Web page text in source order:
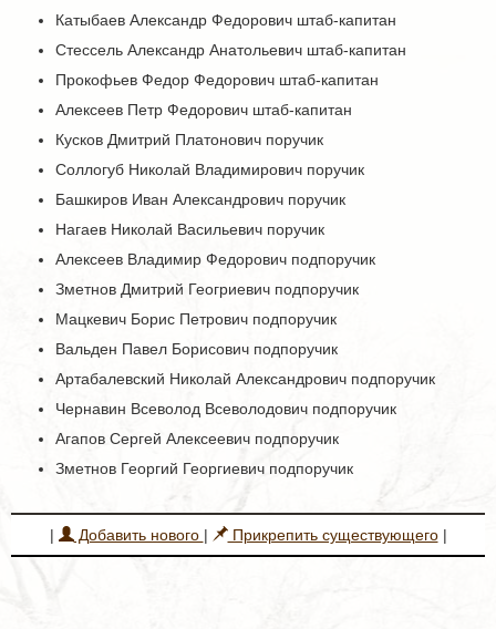
Катыбаев Александр Федорович штаб-капитан
Стессель Александр Анатольевич штаб-капитан
Прокофьев Федор Федорович штаб-капитан
Алексеев Петр Федорович штаб-капитан
Кусков Дмитрий Платонович поручик
Соллогуб Николай Владимирович поручик
Башкиров Иван Александрович поручик
Нагаев Николай Васильевич поручик
Алексеев Владимир Федорович подпоручик
Зметнов Дмитрий Геогриевич подпоручик
Мацкевич Борис Петрович подпоручик
Вальден Павел Борисович подпоручик
Артабалевский Николай Александрович подпоручик
Чернавин Всеволод Всеволодович подпоручик
Агапов Сергей Алексеевич подпоручик
Зметнов Георгий Георгиевич подпоручик
| Добавить нового | Прикрепить существующего|